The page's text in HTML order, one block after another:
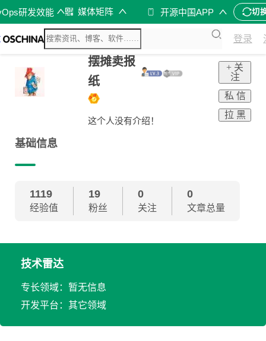
研发效能 媒体矩阵 开源中国APP 切
登录
摆摊卖报
纸
这个人没有介绍！
+ 关
注
私 信
拉 黑
基础信息
1119
经验值
19
粉丝
0
关注
0
文章总量
技术雷达
专长领域：暂无信息
开发平台：其它领域